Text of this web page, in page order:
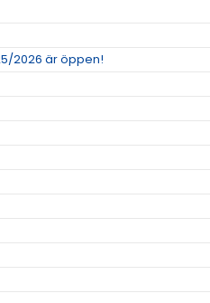
2026 är öppen!